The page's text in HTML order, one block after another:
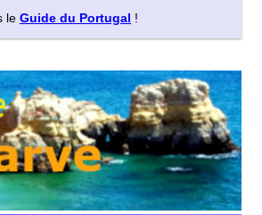
le Guide du Portugal !